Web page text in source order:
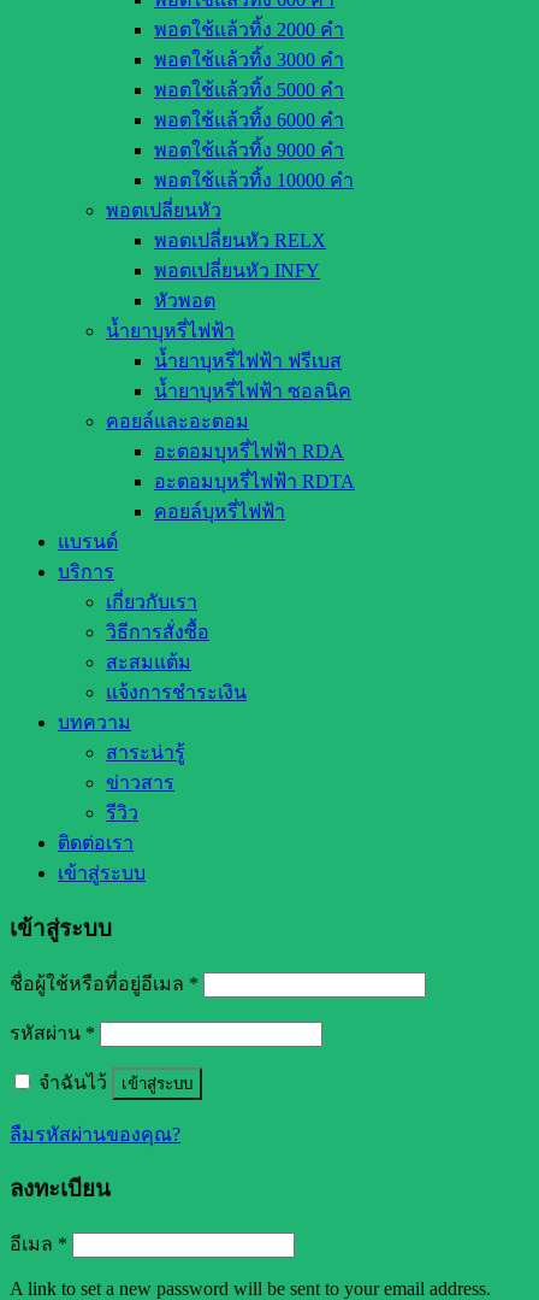
พอตใช้แล้วทิ้ง 2000 คำ
พอตใช้แล้วทิ้ง 3000 คำ
พอตใช้แล้วทิ้ง 5000 คำ
พอตใช้แล้วทิ้ง 6000 คำ
พอตใช้แล้วทิ้ง 9000 คำ
พอตใช้แล้วทิ้ง 10000 คำ
พอตเปลี่ยนหัว
พอตเปลี่ยนหัว RELX
พอตเปลี่ยนหัว INFY
หัวพอต
น้ำยาบุหรี่ไฟฟ้า
น้ำยาบุหรี่ไฟฟ้า ฟรีเบส
น้ำยาบุหรี่ไฟฟ้า ซอลนิค
คอยล์และอะตอม
อะตอมบุหรี่ไฟฟ้า RDA
อะตอมบุหรี่ไฟฟ้า RDTA
คอยล์บุหรี่ไฟฟ้า
แบรนด์
บริการ
เกี่ยวกับเรา
วิธีการสั่งซื้อ
สะสมแต้ม
แจ้งการชำระเงิน
บทความ
สาระน่ารู้
ข่าวสาร
รีวิว
ติดต่อเรา
เข้าสู่ระบบ
เข้าสู่ระบบ
ชื่อผู้ใช้หรือที่อยู่อีเมล *
รหัสผ่าน *
จำฉันไว้ เข้าสู่ระบบ
ลืมรหัสผ่านของคุณ?
ลงทะเบียน
อีเมล *
A link to set a new password will be sent to your email address.